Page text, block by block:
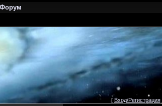
[ Вход/Регистрация